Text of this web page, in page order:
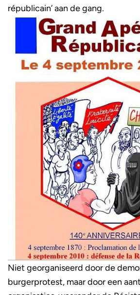
républicain’ aan de gang.
Niet georganiseerd door de
burgerprotest, maar door een